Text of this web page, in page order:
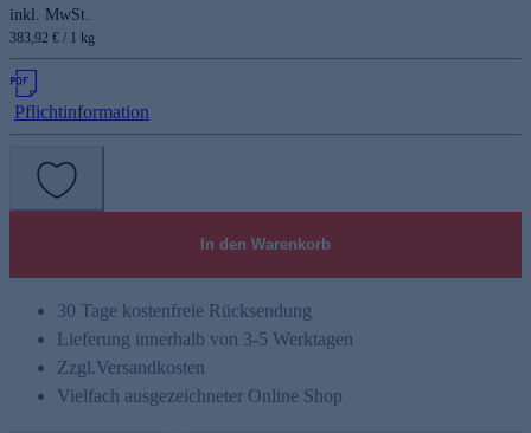
inkl. MwSt.
383,92 € / 1 kg
Pflichtinformation
In den Warenkorb
30 Tage kostenfreie Rücksendung
Lieferung innerhalb von 3-5 Werktagen
Zzgl.Versandkosten
Vielfach ausgezeichneter Online Shop